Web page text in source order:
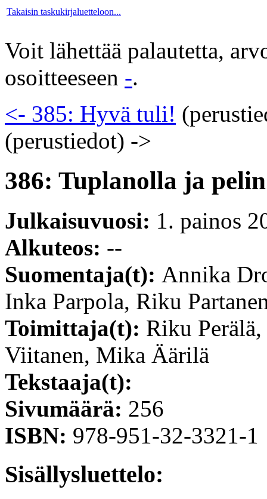
Takaisin taskukirjaluetteloon...
Voit lähettää palautetta,
osoitteeseen -.
<- 385: Hyvä tuli!
(perustiedot) ->
386: Tuplanolla ja
Julkaisuvuosi: 1. painos
Alkuteos: --
Suomentaja(t): Annika
Inka Parpola, Riku
Toimittaja(t): Riku
Viitanen, Mika Äärilä
Tekstaaja(t):
Sivumäärä: 256
ISBN: 978-951-32-3321-1
Sisällysluettelo: